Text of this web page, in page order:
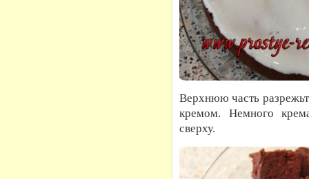
Верхнюю часть
кремом. Немного
сверху.